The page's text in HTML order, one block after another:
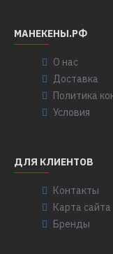
МАНЕКЕНЫ.РФ
О нас
Доставка
Политика
Условия
ДЛЯ КЛИЕНТОВ
Контакты
Карта сайта
Бренды